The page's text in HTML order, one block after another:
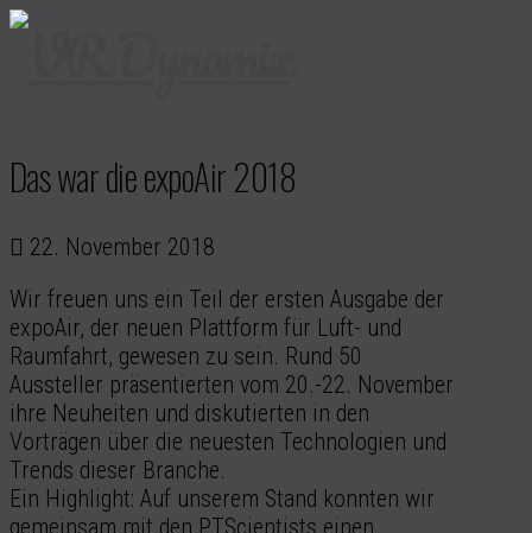
Das war die expoAir 2018
22. November 2018
Wir freuen uns ein Teil der ersten Ausgabe der
expoAir, der neuen Plattform für Luft- und
Raumfahrt, gewesen zu sein. Rund 50
Aussteller präsentierten vom 20.-22. November
ihre Neuheiten und diskutierten in den
Vorträgen über die neuesten Technologien und
Trends dieser Branche.
Ein Highlight: Auf unserem Stand konnten wir
gemeinsam mit den PTScientists einen